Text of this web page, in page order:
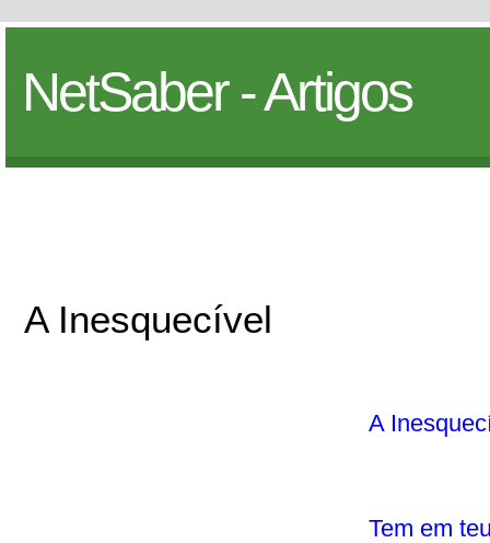
NetSaber - Artigos
A Inesquecível
A
Tem em